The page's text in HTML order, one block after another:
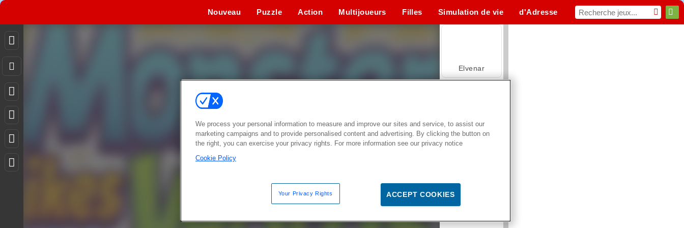
Nouveau Puzzle Action Multijoueurs Filles Simulation de vie d'Adresse
Elvenar
Hospital Surgeon Doctor Game
We process your personal information to measure and improve our sites and service, to assist our
marketing campaigns and to provide personalised content and advertising. By clicking the button on
the right, you can exercise your privacy rights. For more information see our privacy notice
Cookie Policy
Your Privacy Rights ACCEPT COOKIES